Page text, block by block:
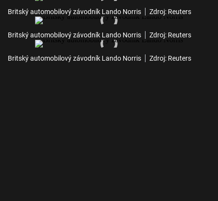
Britský automobilový závodník Lando Norris Zdroj: Reuters
Britský automobilový závodník Lando Norris Zdroj: Reuters
Britský automobilový závodník Lando Norris Zdroj: Reuters